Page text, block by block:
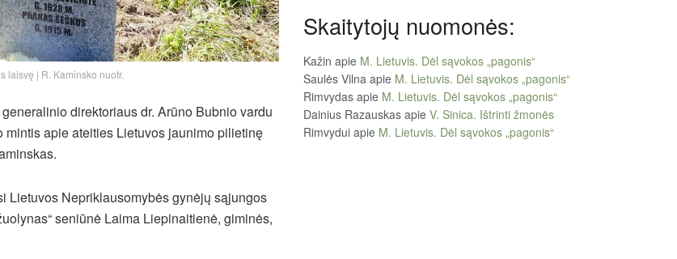
laisvę | R. Kaminsko nuotr.
direktoriaus dr. Arūno Bubnio vardu
apie ateities Lietuvos jaunimo pilietinę
Lietuvos Nepriklausomybės gynėjų sąjungos
seniūnė Laima Liepinaitienė, giminės,
Skaitytojų nuomonės:
Kažin apie M. Lietuvis. Dėl sąvokos „pagonis“
Saulės Vilna apie M. Lietuvis. Dėl sąvokos „pagonis“
Rimvydas apie M. Lietuvis. Dėl sąvokos „pagonis“
Dainius Razauskas apie V. Sinica. Ištrinti žmonės
Rimvydui apie M. Lietuvis. Dėl sąvokos „pagonis“